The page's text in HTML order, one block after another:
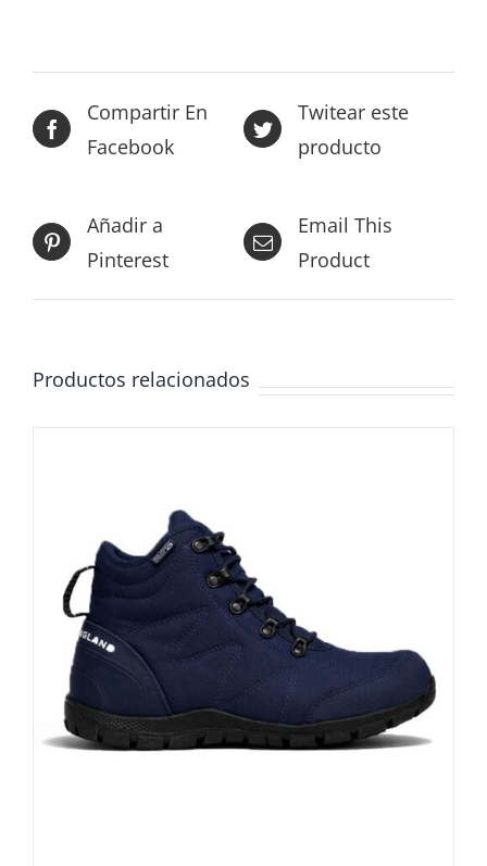
Compartir En
Facebook
Twitear este
producto
Añadir a
Pinterest
Email This
Product
Productos relacionados